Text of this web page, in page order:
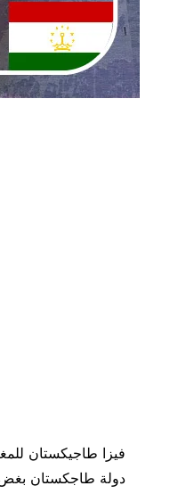
دولة طاجكستان